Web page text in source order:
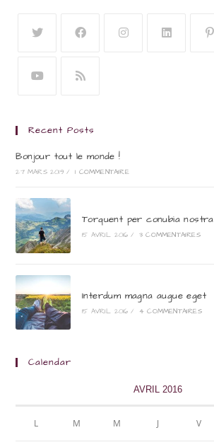
Recent Posts
Bonjour tout le monde !
27 MARS 2019 / 1 COMMENTAIRE
Torquent per conubia nostra
15 AVRIL 2016 / 3 COMMENTAIRES
Interdum magna augue eget
15 AVRIL 2016 / 4 COMMENTAIRES
Calendar
AVRIL 2016
L M M J V